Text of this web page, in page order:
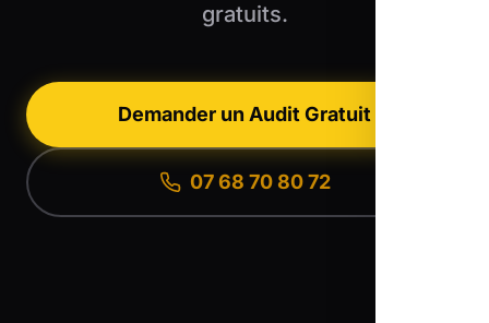
gratuits.
Demander un Audit Gratuit
07 68 70 80 72